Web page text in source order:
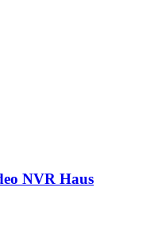
NVR Haus